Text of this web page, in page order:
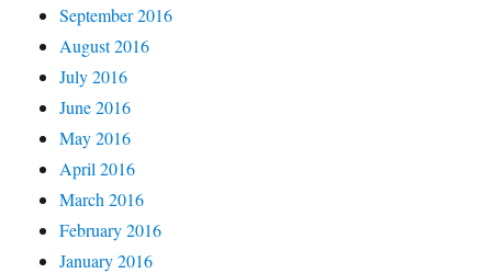
September 2016
August 2016
July 2016
June 2016
May 2016
April 2016
March 2016
February 2016
January 2016